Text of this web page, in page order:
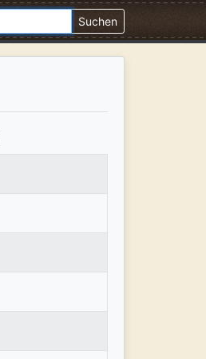
Suchen